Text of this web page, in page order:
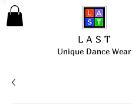
Unique Dance Wear
L A S T